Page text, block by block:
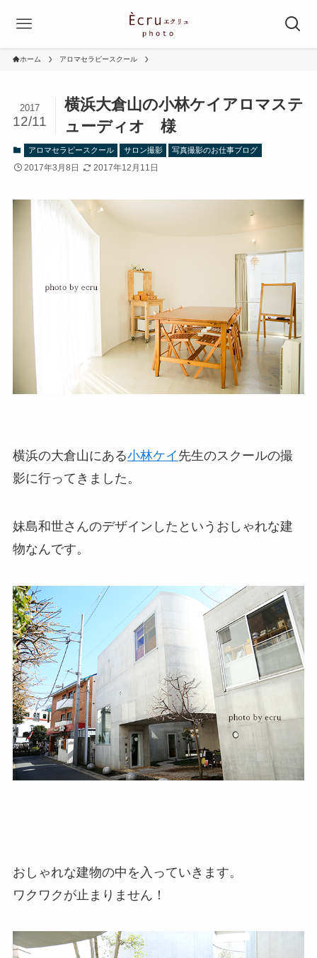
ホーム アロマセラピースクール
横浜大倉山の小林ケイアロマステ
ューディオ 様
2017
12/11
アロマセラピースクール サロン撮影 写真撮影のお仕事ブログ
2017年3月8日 2017年12月11日
横浜の大倉山にある小林ケイ 先生のスクールの撮
影に行ってきました。
妹島和世さんのデザインしたというおしゃれな建
物なんです。
おしゃれな建物の中を入っていきます。
ワクワクが止まりません！